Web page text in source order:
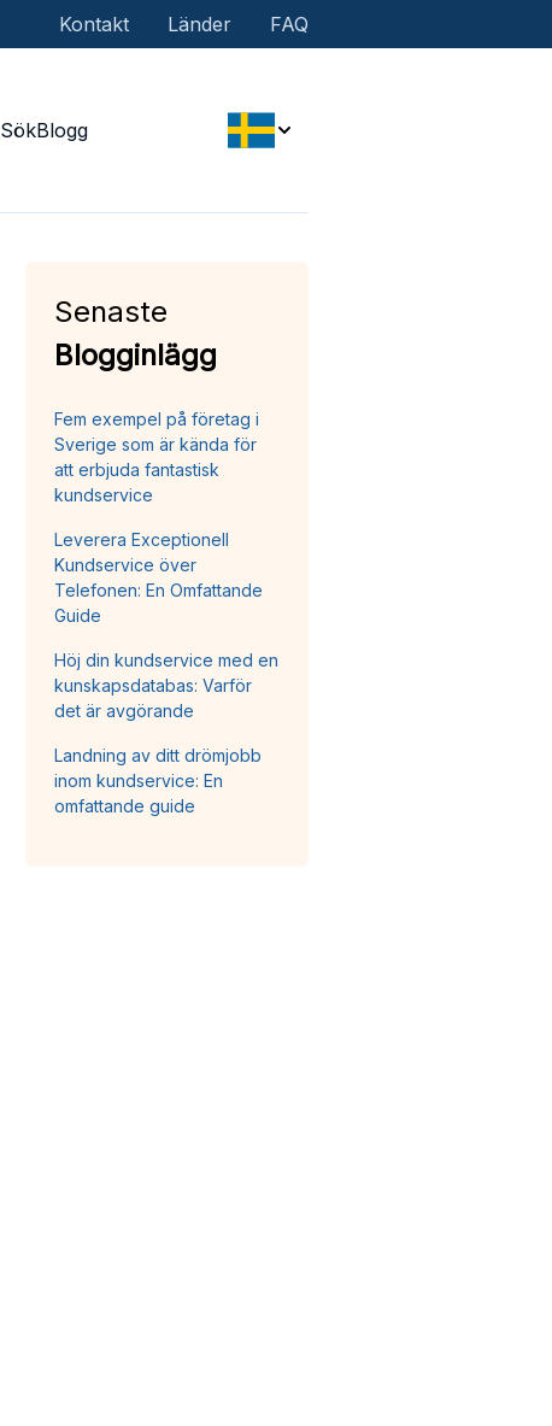
Kontakt Länder FAQ
SökBlogg
Senaste
Blogginlägg
Fem exempel på företag i
Sverige som är kända för
att erbjuda fantastisk
kundservice
Leverera Exceptionell
Kundservice över
Telefonen: En Omfattande
Guide
Höj din kundservice med en
kunskapsdatabas: Varför
det är avgörande
Landning av ditt drömjobb
inom kundservice: En
omfattande guide